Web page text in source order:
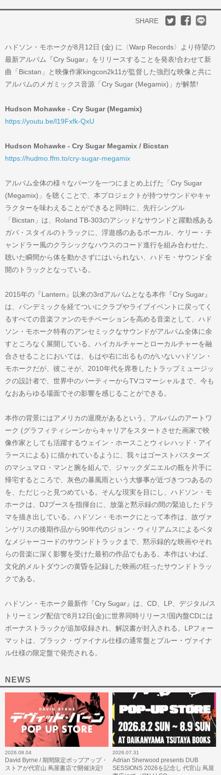
SHARE
ハドソン・モホークが8月12日 (金) に〈Warp Records〉より待望の
最新アルバム『Cry Sugar』をリリースすることを発表!合わせて新
曲「Bicstan」と映像作家kingcon2k11が監督した強烈な映像と共に
アルバムのメガミックス音源「Cry Sugar (Megamix)」が解禁!
Hudson Mohawke - Cry Sugar (Megamix)
https://youtu.be/l19Fxfk-QxU
Hudson Mohawke - Cry Sugar Megamix / Bicstan
https://hudmo.ffm.to/cry-sugar-megamix
アルバム全体の様々なパーツを一つにまとめ上げた「Cry Sugar
(Megamix)」を聴くことで、本プロジェクトが持つサウンドやキャ
ラクターを味わえることができると同時に、先行シングル
「Bicstan」は、Roland TB-303のアシッドなサウンドと躍動感ある
ガバ・スタイルのトラックに、浮遊感のあるボーカル、ケリー・チ
ャンドラー風のクラシックなハウスのコード進行を組み合わせた、
聴いた瞬間から体を動かさずにはいられない、ハドモ・サウンド全
開のトラックとなっている。
2015年の『Lantern』以来の3rdアルバムとなる本作『Cry Sugar』
は、パンデミックを経てついにクラブやライブイベントに戻ってく
るすべての音楽ファンのモチベーションを高める音楽として、ハド
ソン・モホーク特有のアンセミックなサウンドがアルバム全体に余
すところなく展開している。ハイカルチャーとローカルチャーを融
合させることにおいては、もはや右に出るものがいないハドソン・
モホークだが、彼こそが、2010年代を席巻したトラップミュージッ
クの設計者で、世界中のパーティーからTVコマーシャルまで、今も
なおあらゆる場面でその影響を感じることができる。
本作の背景にはアメリカの退廃があるという。アルバムのアートワ
ーク (グラフィティシーンからキャリアをスタートさせた画家で映
像作家としても活躍するウェイン・ホースことウィレハッド・アイ
ラースによる) に描かれているように、我々はゴーストバスターズ
のマシュマロ・マンと腕を組んで、ジャックダニエルの瓶を片手に
帰宅するところで、灰色の暴風雨という大惨事が近づきつつあるの
を、ただじっと見つめている。そんな現実を目にし、ハドソン・モ
ホークは、DJブースを指揮台に、放蕩と黙示録の間の緊迫したドラ
マを描き出している。ハドソン・モホークにとって本作は、故ヴァ
ンゲリスの後期作品から90年代のジョン・ウィリアムスによるベタ
なメジャーコードのサウンドトラックまで、黙示録的な映画やそれ
らの音楽に深く影響を受けた最初の作品でもある。本作はいわば、
文化的メルトダウンの黄昏を記録した映画の狂ったサウンドトラッ
クである。
ハドソン・モホーク最新作『Cry Sugar』は、CD、LP、デジタル/ス
トリーミング配信で8月12日(金)に世界同時リリース!国内盤CDには
ボーナストラックが追加収録され、解説書が封入される。LPフォー
マットは、ブラック・ヴァイナル仕様の通常盤とブルー・ヴァイナ
ル仕様の限定盤で発売される。
NEWS
2026.08.04
David Byrne / 期間限定ポップアップ・
ストアが代官山 蔦屋書店で開催決定!
2026.07.31
Adrian Sherwood presents DUB
SESSIONS 2026を記念し 代官山 蔦屋